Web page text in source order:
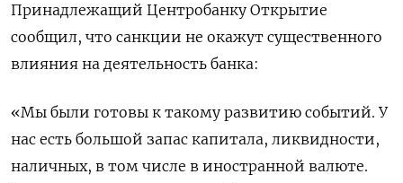
Принадлежащий Центробанку Открытие
сообщил, что санкции не окажут существенного
влияния на деятельность банка:
«Мы были готовы к такому развитию событий. У
нас есть большой запас капитала, ликвидности,
наличных, в том числе в иностранной валюте.